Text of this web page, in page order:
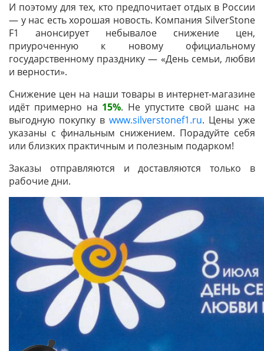
И поэтому для тех, кто предпочитает отдых в России
— у нас есть хорошая новость. Компания SilverStone
F1 анонсирует небывалое снижение цен,
приуроченную к новому официальному
государственному празднику — «День семьи, любви
и верности».
Снижение цен на наши товары в интернет-магазине
идёт примерно на 15%. Не упустите свой шанс на
выгодную покупку в www.silverstonef1.ru. Цены уже
указаны с финальным снижением. Порадуйте себя
или близких практичным и полезным подарком!
Заказы отправляются и доставляются только в
рабочие дни.